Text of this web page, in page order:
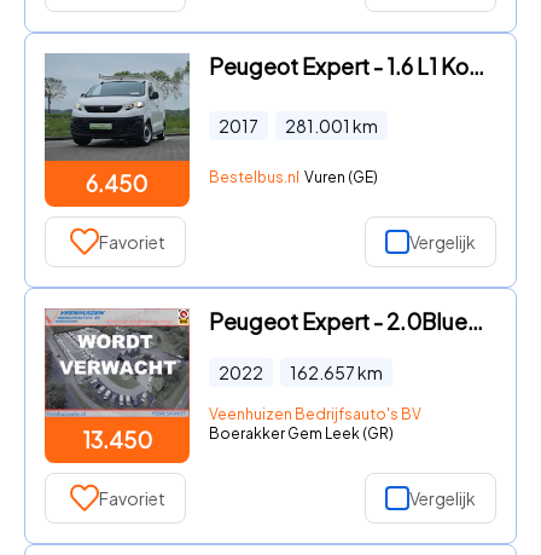
6.450
Peugeot Expert - 1.6 L1 Kompakt Export
2017 281.001 km
Bestelbus.nl Vuren (GE)
Favoriet Vergelijk
13.450
Peugeot Expert - 2.0BlueHDI 145pk Automaat Euro 6
2022 162.657km
Veenhuizen Bedrijfsauto's BV
Boerakker Gem Leek (GR)
Favoriet Vergelijk